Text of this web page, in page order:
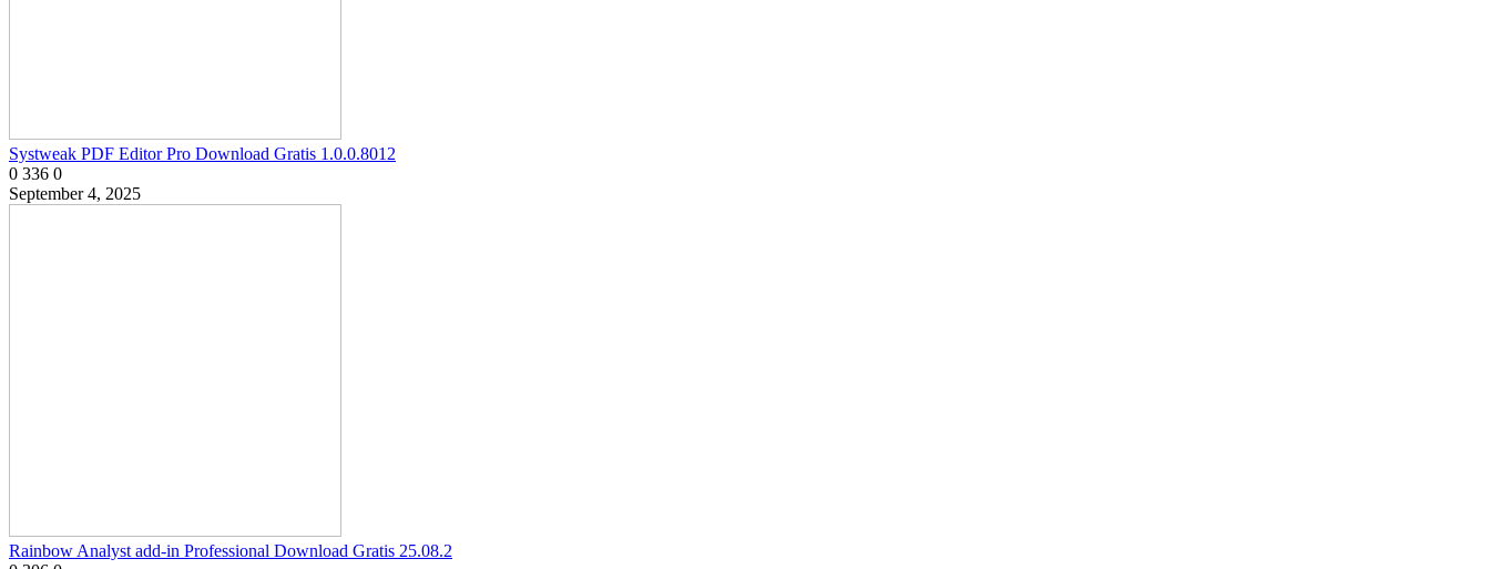
Systweak PDF Editor Pro Download Gratis 1.0.0.8012
0 336 0
September 4, 2025
Rainbow Analyst add-in Professional Download Gratis 25.08.2